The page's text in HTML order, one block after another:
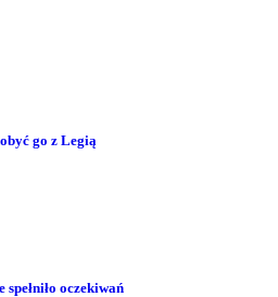
go z Legią
oczekiwań